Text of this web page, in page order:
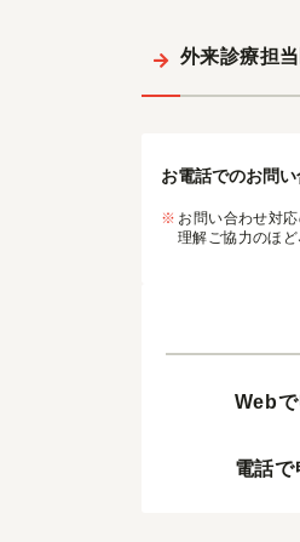
外来診療担
お電話でのお問
※ お問い合わせ対
理解ご協力のほど
Web
電話で